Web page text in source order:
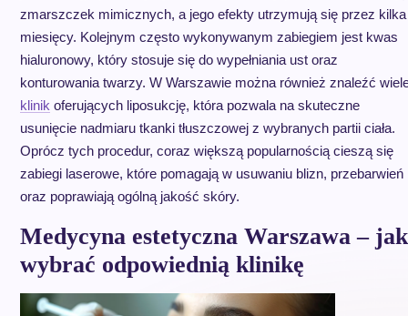
zmarszczek mimicznych, a jego efekty utrzymują się przez kilka
miesięcy. Kolejnym często wykonywanym zabiegiem jest kwas
hialuronowy, który stosuje się do wypełniania ust oraz
konturowania twarzy. W Warszawie można również znaleźć
klinik oferujących liposukcję, która pozwala na skuteczne
usunięcie nadmiaru tkanki tłuszczowej z wybranych partii ciała.
Oprócz tych procedur, coraz większą popularnością cieszą się
zabiegi laserowe, które pomagają w usuwaniu blizn, przebarwień
oraz poprawiają ogólną jakość skóry.
Medycyna estetyczna Warszawa – jak
wybrać odpowiednią klinikę